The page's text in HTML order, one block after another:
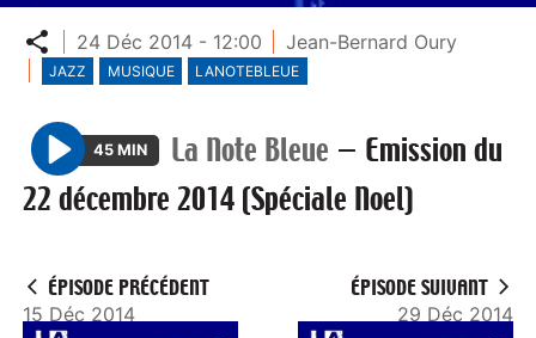
Partager
24 Déc 2014 - 12:00 Jean-Bernard Oury
JAZZ MUSIQUE LANOTEBLEUE
P
l
45 MIN La Note Bleue — Emission du
22 décembre 2014 (Spéciale Noel)
ÉPISODE PRÉCÉDENT
15 Déc 2014
ÉPISODE SUIVANT
29 Déc 2014